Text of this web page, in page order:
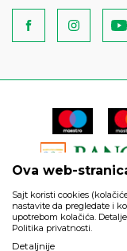
Ova web-
Sajt koristi cookies
nastavite da pregledate i
upotrebom kolačića.
Politika privatnosti.
Detaljnije